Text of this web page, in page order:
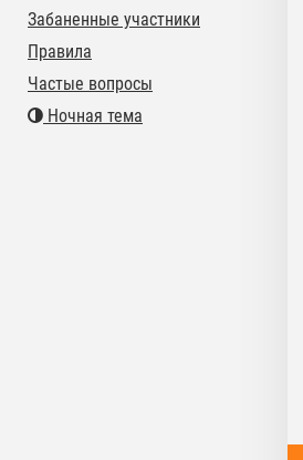
Забаненные участники
Правила
Частые вопросы
Ночная тема